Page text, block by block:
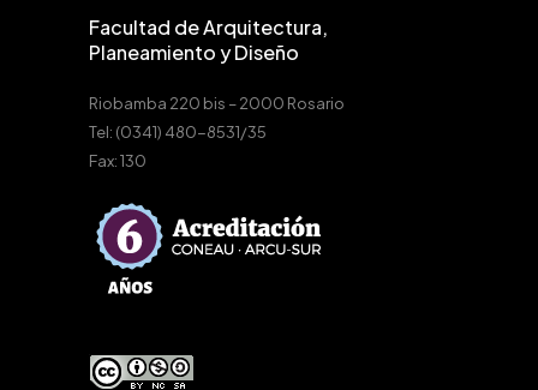
Facultad de Arquitectura,
Planeamiento y Diseño
Riobamba 220 bis – 2000 Rosario
Tel: (0341) 480-8531/35
Fax: 130